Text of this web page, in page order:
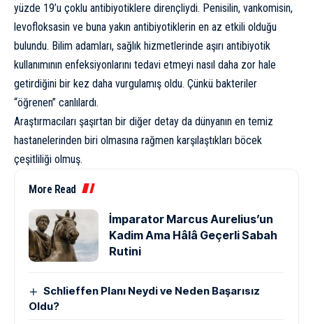
yüzde 19’u çoklu antibiyotiklere dirençliydi. Penisilin, vankomisin,
levofloksasin ve buna yakın antibiyotiklerin en az etkili olduğu
bulundu. Bilim adamları, sağlık hizmetlerinde aşırı antibiyotik
kullanımının enfeksiyonlarını tedavi etmeyi nasıl daha zor hale
getirdiğini bir kez daha vurgulamış oldu. Çünkü bakteriler
“öğrenen” canlılardı.
Araştırmacıları şaşırtan bir diğer detay da dünyanın en temiz
hastanelerinden biri olmasına rağmen karşılaştıkları böcek
çeşitliliği olmuş.
More Read
İmparator Marcus Aurelius’un
Kadim Ama Hâlâ Geçerli Sabah
Rutini
Schlieffen Planı Neydi ve Neden Başarısız
Oldu?